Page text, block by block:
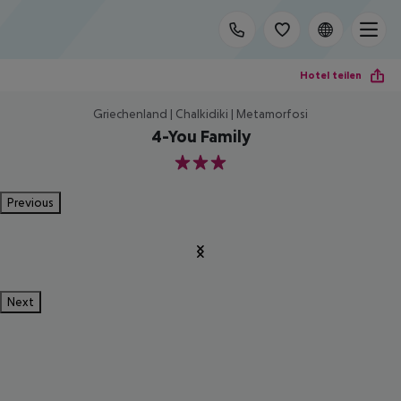
Hotel teilen
Griechenland | Chalkidiki | Metamorfosi
4-You Family
3
Previous
Next